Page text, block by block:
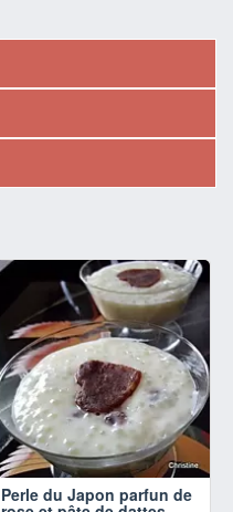
Perle du Japon parfun de